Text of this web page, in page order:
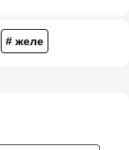
# желе